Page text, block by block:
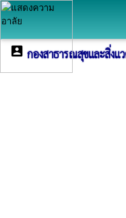
account_box กองสาธารณสุขและสิ่งแ